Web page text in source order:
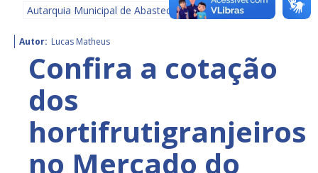
Autarquia Municipal de Abastecimento - AMA
Autor: Lucas Matheus
Confira a cotação
dos
hortifrutigranjeiros
no Mercado do